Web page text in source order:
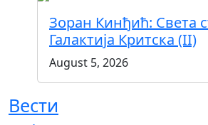
Зоран Кинђић: Света
Галактија Критска (II)
August 5, 2026
Вести